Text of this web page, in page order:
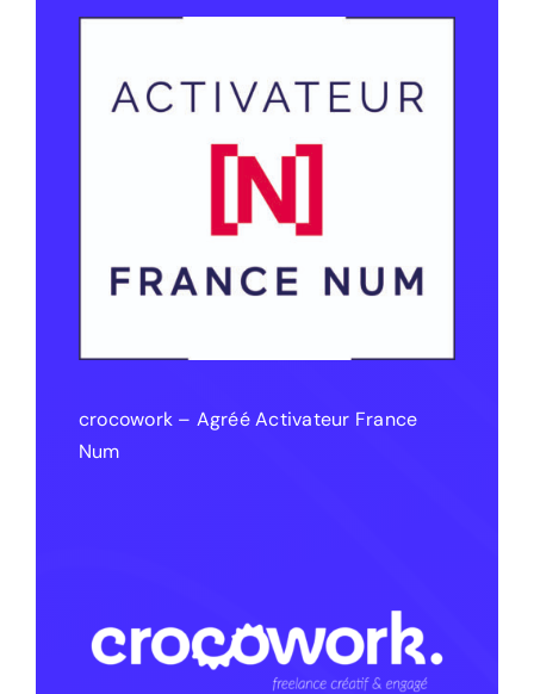
crocowork – Agréé Activateur France
Num